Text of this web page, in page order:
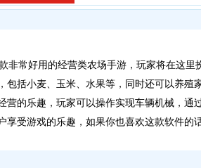
非常好用的经营类农场手游，玩家将在这里
包括小麦、玉米、水果等，同时还可以养殖
营的乐趣，玩家可以操作实现车辆机械，通
享受游戏的乐趣，如果你也喜欢这款软件的